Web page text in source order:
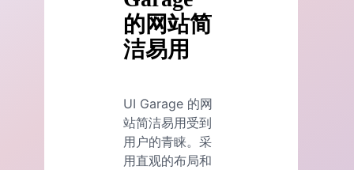
的网站简
洁易用
UI Garage 的网
站简洁易用受到
用户的青睐。采
用直观的布局和